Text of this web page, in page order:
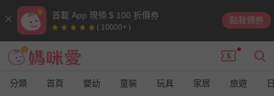
首載 App 現領 $ 100 折價券
( 10000+ )
點我領券
分類 首頁 嬰幼 童裝 玩具 家居 旅遊